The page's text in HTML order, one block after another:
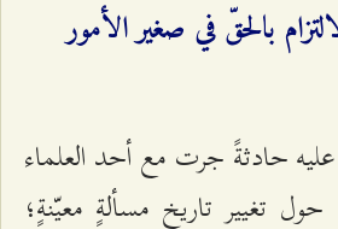
بالحقّ في صغير الأمور
عليه حادثةً جرت مع أحد العلماء
تغيير تاريخ مسألةٍ معيّنةٍ؛